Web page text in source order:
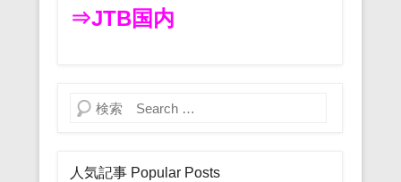
⇒JTB国内
検索
人気記事 Popular Posts